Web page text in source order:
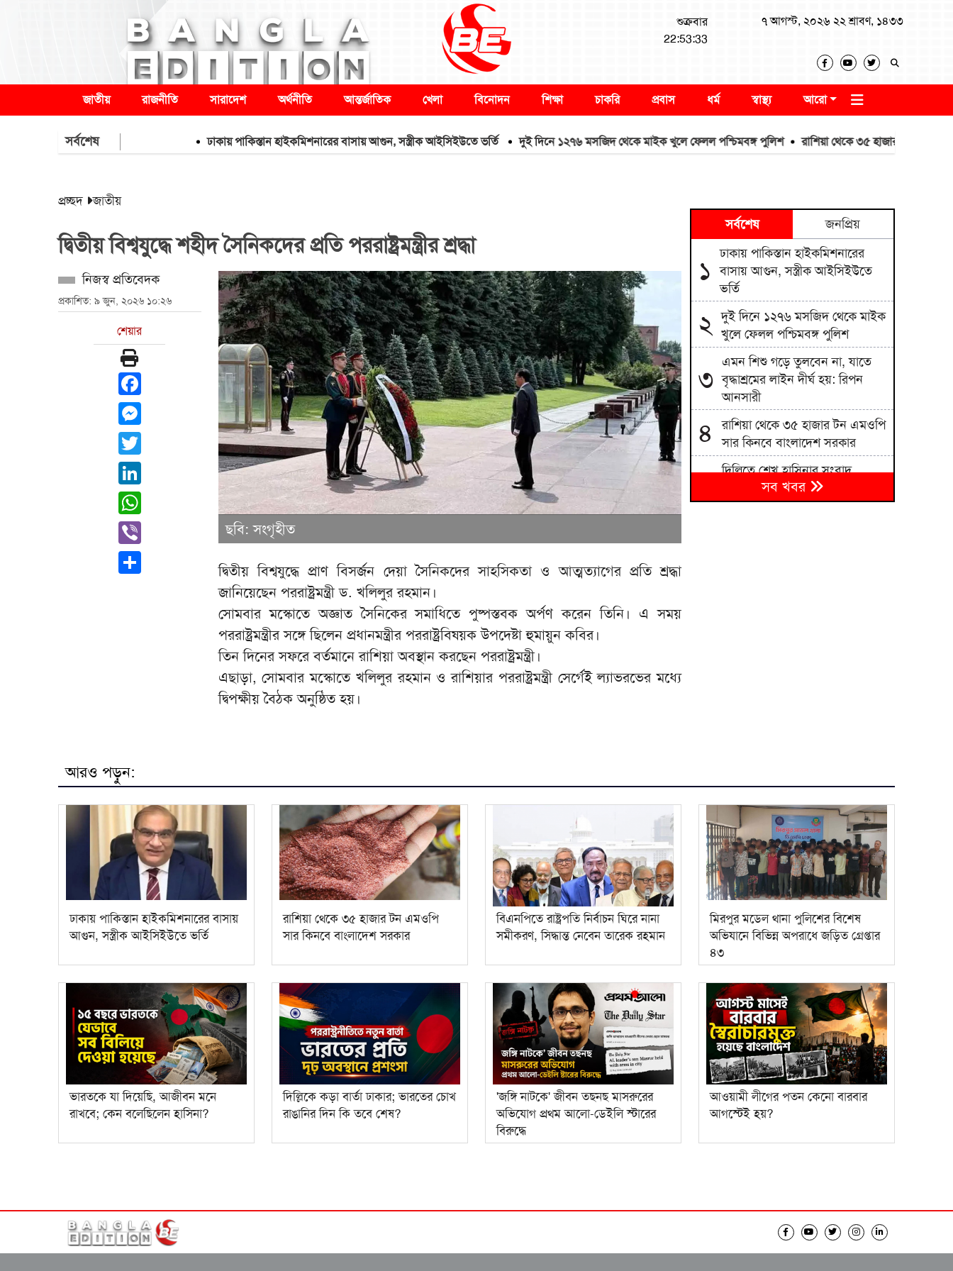
শুক্রবার
22:53:33
৭ আগস্ট, ২০২৬ ২২ শ্রাবণ, ১৪৩৩
জাতীয় রাজনীতি সারাদেশ অর্থনীতি আন্তর্জাতিক খেলা বিনোদন শিক্ষা চাকরি প্রবাস ধর্ম স্বাস্থ্য আরো
সর্বশেষ ঢাকায় পাকিস্তান হাইকমিশনারের বাসায় আগুন, সস্ত্রীক আইসিইউতে ভর্তি দুই দিনে ১২৭৬ মসজিদ থেকে মাইক খুলে ফেলল পশ্চিমবঙ্গ পুলিশ রাশিয়া থেকে ৩৫ হাজার টন এমওপি সার
প্রচ্ছদ জাতীয়
দ্বিতীয় বিশ্বযুদ্ধে শহীদ সৈনিকদের প্রতি পররাষ্ট্রমন্ত্রীর শ্রদ্ধা
নিজস্ব প্রতিবেদক
প্রকাশিত: ৯ জুন, ২০২৬ ১০:২৬
শেয়ার
Facebook
Messenger
Twitter
LinkedIn
WhatsApp
Viber
Share
ছবি: সংগৃহীত
দ্বিতীয় বিশ্বযুদ্ধে প্রাণ বিসর্জন দেয়া সৈনিকদের সাহসিকতা ও আত্মত্যাগের প্রতি শ্রদ্ধা
জানিয়েছেন পররাষ্ট্রমন্ত্রী ড. খলিলুর রহমান।
সোমবার মস্কোতে অজ্ঞাত সৈনিকের সমাধিতে পুষ্পস্তবক অর্পণ করেন তিনি। এ সময়
পররাষ্ট্রমন্ত্রীর সঙ্গে ছিলেন প্রধানমন্ত্রীর পররাষ্ট্রবিষয়ক উপদেষ্টা হুমায়ুন কবির।
তিন দিনের সফরে বর্তমা‌নে রাশিয়া অবস্থান কর‌ছেন পররাষ্ট্রমন্ত্রী।
এছাড়া, সোমবার মস্কোতে খলিলুর রহমান ও রাশিয়ার পররাষ্ট্রমন্ত্রী সের্গেই ল্যাভরভের মধ্যে
দ্বিপক্ষীয় বৈঠক অনু‌ষ্ঠিত হয়।
সর্বশেষ জনপ্রিয়
১
ঢাকায় পাকিস্তান হাইকমিশনারের
বাসায় আগুন, সস্ত্রীক আইসিইউতে
ভর্তি
২ দুই দিনে ১২৭৬ মসজিদ থেকে মাইক
খুলে ফেলল পশ্চিমবঙ্গ পুলিশ
৩
এমন শিশু গড়ে তুলবেন না, যাতে
বৃদ্ধাশ্রমের লাইন দীর্ঘ হয়: রিপন
আনসারী
৪
রাশিয়া থেকে ৩৫ হাজার টন এমওপি
সার কিনবে বাংলাদেশ সরকার
দিল্লিতে শেখ হাসিনার সংবাদ
সম্মেলন দেশের সার্বভৌমত্বের প্রতি
হুমকি: এনসিপি
তবে শেষ?
সব খবর
আরও পড়ুন:
ঢাকায় পাকিস্তান হাইকমিশনারের বাসায়
আগুন, সস্ত্রীক আইসিইউতে ভর্তি
রাশিয়া থেকে ৩৫ হাজার টন এমওপি
সার কিনবে বাংলাদেশ সরকার
বিএনপিতে রাষ্ট্রপতি নির্বাচন ঘিরে নানা
সমীকরণ, সিদ্ধান্ত নেবেন তারেক রহমান
মিরপুর মডেল থানা পুলিশের বিশেষ
অভিযানে বিভিন্ন অপরাধে জড়িত গ্রেপ্তার
৪৩
ভারতকে যা দিয়েছি, আজীবন মনে
রাখবে; কেন বলেছিলেন হাসিনা?
দিল্লিকে কড়া বার্তা ঢাকার; ভারতের চোখ
রাঙানির দিন কি তবে শেষ?
'জঙ্গি নাটকে' জীবন তছনছ মাসরুরের
অভিযোগ প্রথম আলো-ডেইলি স্টারের
বিরুদ্ধে
আওয়ামী লীগের পতন কেনো বারবার
আগস্টেই হয়?